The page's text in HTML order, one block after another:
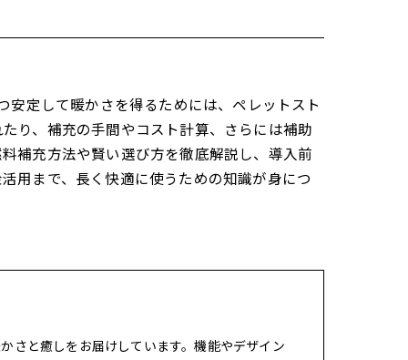
定して暖かさを得るためには、ペレットスト
り、補充の手間やコスト計算、さらには補助
補充方法や賢い選び方を徹底解説し、導入前
用まで、長く快適に使うための知識が身につ
さと癒しをお届けしています。機能やデザイン